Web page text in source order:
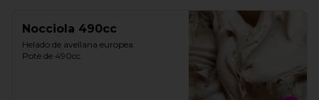
Nocciola 490cc
Helado de avellana europea.
Pote de 490cc.